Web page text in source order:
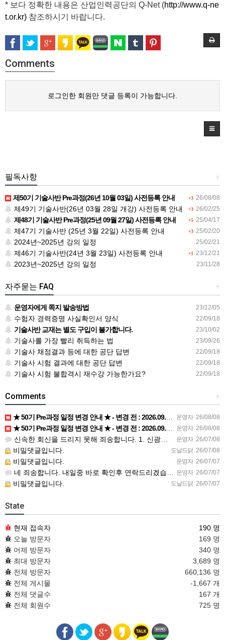
* 보다 정확한 내용은 산업인력공단의 Q-Net (http://www.q-ne
t.or.kr) 참조하시기 바랍니다.
Comments
로그인한 회원만 댓글 등록이 가능합니다.
+
필독사항
+3 26/08/08
제50기 기술사반 Pre과정(26년 10월 03일) 사전등록 안내
+3 26/02/25
제49기 기술사반(26년 03월 28일 개강) 사전등록 안내
+5 25/04/17
제48기 기술사반 Pre과정(25년 09월 27일) 사전등록 안내
+3 25/02/20
제47기 기술사반 (25년 3월 22일) 사전등록 안내
25/02/21
2024년~2025년 강의 일정
+1 23/12/21
제46기 기술사반(24년 3월 23일) 사전등록 안내
23/11/28
2023년~2025년 강의 일정
+
자주묻는 FAQ
23/12/05
운영자에게 쪽지 발송방법
22/09/18
수험자 경력증명 사실확인서 양식
23/10/02
기술사반 교재는 별도 구입이 불가합니다.
23/09/26
기술사를 가장 빨리 취득하는 법
22/09/18
기술사 채점결과 등에 대한 공단 답변
22/09/18
기술사 시험 결과에 대한 공단 답변
22/09/18
기술사 시험 불합격시 재수강 가능한가요?
+
Comments
운영자 26/08/08
★ 50기 Pre과정 일정 변경 안내 ★ - 변경 전 : 2026.09.19.토. 14:00-18:00 - …
운영자 26/08/08
★ 50기 Pre과정 일정 변경 안내 ★ - 변경 전 : 2026.09.19.토. 14:00-18:00 - …
운영자 26/07/08
신속한 회신을 드리지 못해 죄송합니다. 1. 신광문화사 책은 별도 구매 추천드립니다. 2. 오티는 9.19.…
도날드닭 26/07/08
비밀댓글입니다.
운영자 26/07/07
비밀댓글입니다.
운영자 26/07/07
네 죄송합니다. 내일중 바로 확인후 연락드리겠습니다.~~^^
도날드닭 26/07/07
비밀댓글입니다.
State
현재 접속자
190 명
오늘 방문자
169 명
어제 방문자
340 명
최대 방문자
3,689 명
전체 방문자
660,136 명
전체 게시물
-1,667 개
전체 댓글수
167 개
전체 회원수
725 명